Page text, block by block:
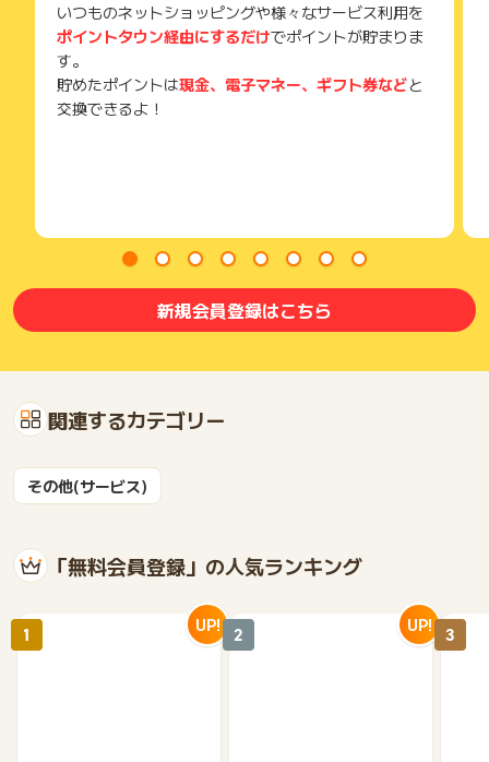
いつものネットショッピングや様々なサービス利用を
ポイントタウン経由にするだけでポイントが貯まりま
す。
貯めたポイントは現金、電子マネー、ギフト券などと
交換できるよ！
新規会員登録はこちら
関連するカテゴリー
その他(サービス)
「無料会員登録」の人気ランキング
1 UP! 2 UP! 3